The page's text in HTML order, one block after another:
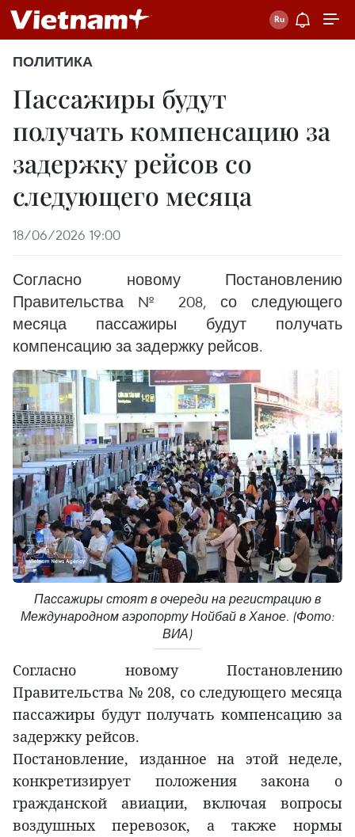
ПОЛИТИКА
Пассажиры будут
получать компенсацию за
задержку рейсов со
следующего месяца
18/06/2026 19:00
Согласно новому Постановлению
Правительства № 208, со следующего
месяца пассажиры будут получать
компенсацию за задержку рейсов.
Пассажиры стоят в очереди на регистрацию в
Международном аэропорту Нойбай в Ханое. (Фото:
ВИА)
Согласно новому Постановлению
Правительства № 208, со следующего месяца
пассажиры будут получать компенсацию за
задержку рейсов.
Постановление, изданное на этой неделе,
конкретизирует положения закона о
гражданской авиации, включая вопросы
воздушных перевозок, а также нормы